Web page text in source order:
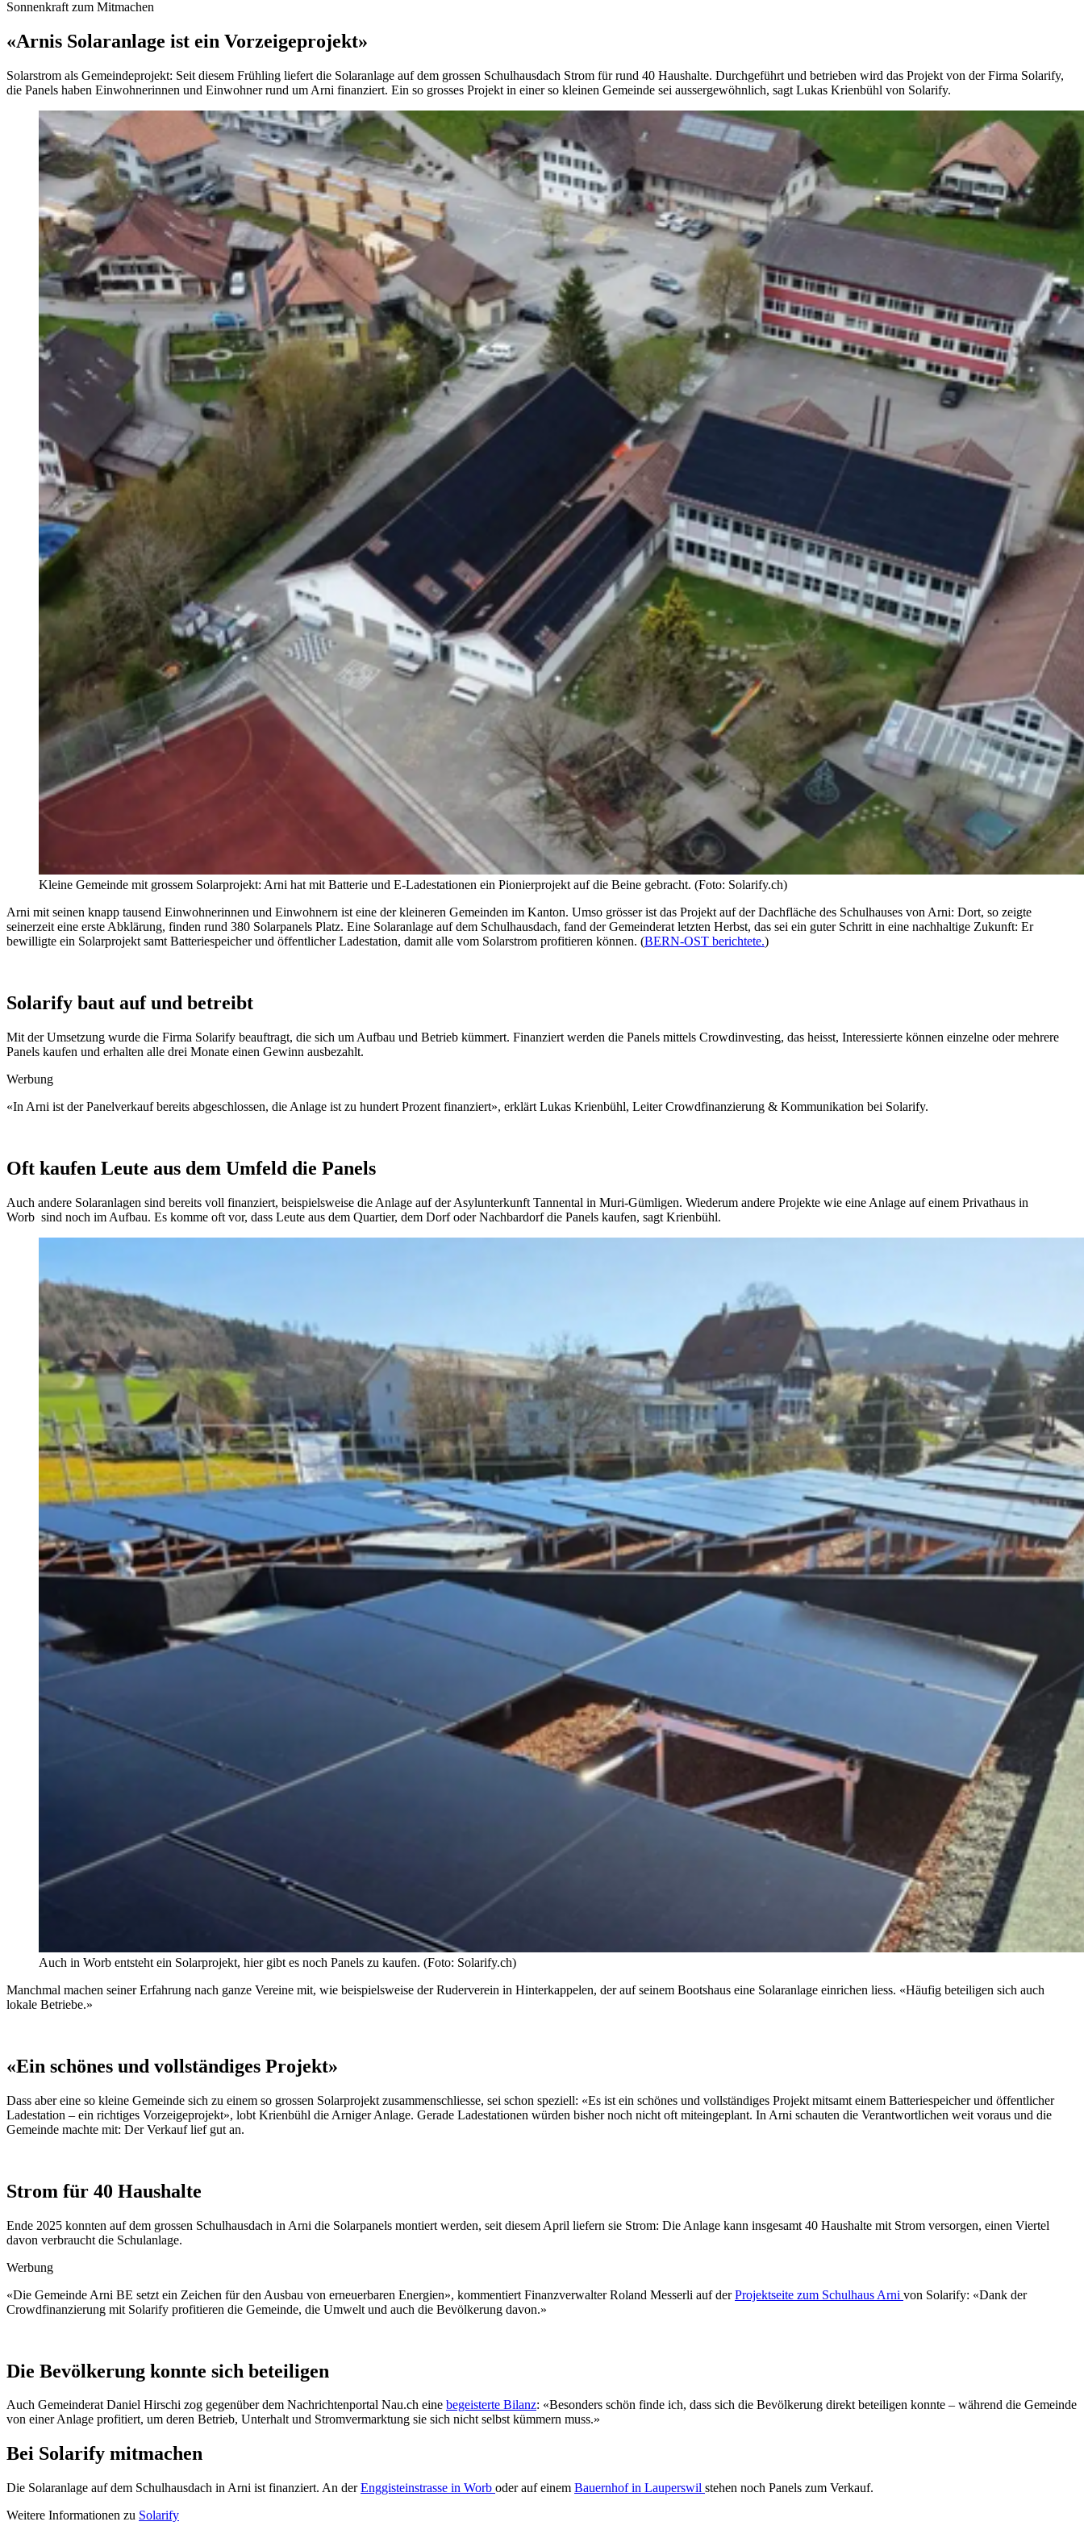
Sonnenkraft zum Mitmachen
«Arnis Solaranlage ist ein Vorzeigeprojekt»
Solarstrom als Gemeindeprojekt: Seit diesem Frühling liefert die Solaranlage auf dem grossen Schulhausdach Strom für rund 40 Haushalte. Durchgeführt und betrieben wird das Projekt von der Firma Solarify,
die Panels haben Einwohnerinnen und Einwohner rund um Arni finanziert. Ein so grosses Projekt in einer so kleinen Gemeinde sei aussergewöhnlich, sagt Lukas Krienbühl von Solarify.
Kleine Gemeinde mit grossem Solarprojekt: Arni hat mit Batterie und E-Ladestationen ein Pionierprojekt auf die Beine gebracht. (Foto: Solarify.ch)
Arni mit seinen knapp tausend Einwohnerinnen und Einwohnern ist eine der kleineren Gemeinden im Kanton. Umso grösser ist das Projekt auf der Dachfläche des Schulhauses von Arni: Dort, so zeigte
seinerzeit eine erste Abklärung, finden rund 380 Solarpanels Platz. Eine Solaranlage auf dem Schulhausdach, fand der Gemeinderat letzten Herbst, das sei ein guter Schritt in eine nachhaltige Zukunft: Er
bewilligte ein Solarprojekt samt Batteriespeicher und öffentlicher Ladestation, damit alle vom Solarstrom profitieren können. (BERN-OST berichtete.)
Solarify baut auf und betreibt
Mit der Umsetzung wurde die Firma Solarify beauftragt, die sich um Aufbau und Betrieb kümmert. Finanziert werden die Panels mittels Crowdinvesting, das heisst, Interessierte können einzelne oder mehrere
Panels kaufen und erhalten alle drei Monate einen Gewinn ausbezahlt.
Werbung
«In Arni ist der Panelverkauf bereits abgeschlossen, die Anlage ist zu hundert Prozent finanziert», erklärt Lukas Krienbühl, Leiter Crowdfinanzierung & Kommunikation bei Solarify.
Oft kaufen Leute aus dem Umfeld die Panels
Auch andere Solaranlagen sind bereits voll finanziert, beispielsweise die Anlage auf der Asylunterkunft Tannental in Muri-Gümligen. Wiederum andere Projekte wie eine Anlage auf einem Privathaus in
Worb sind noch im Aufbau. Es komme oft vor, dass Leute aus dem Quartier, dem Dorf oder Nachbardorf die Panels kaufen, sagt Krienbühl.
Auch in Worb entsteht ein Solarprojekt, hier gibt es noch Panels zu kaufen. (Foto: Solarify.ch)
Manchmal machen seiner Erfahrung nach ganze Vereine mit, wie beispielsweise der Ruderverein in Hinterkappelen, der auf seinem Bootshaus eine Solaranlage einrichen liess. «Häufig beteiligen sich auch
lokale Betriebe.»
«Ein schönes und vollständiges Projekt»
Dass aber eine so kleine Gemeinde sich zu einem so grossen Solarprojekt zusammenschliesse, sei schon speziell: «Es ist ein schönes und vollständiges Projekt mitsamt einem Batteriespeicher und öffentlicher
Ladestation – ein richtiges Vorzeigeprojekt», lobt Krienbühl die Arniger Anlage. Gerade Ladestationen würden bisher noch nicht oft miteingeplant. In Arni schauten die Verantwortlichen weit voraus und die
Gemeinde machte mit: Der Verkauf lief gut an.
Strom für 40 Haushalte
Ende 2025 konnten auf dem grossen Schulhausdach in Arni die Solarpanels montiert werden, seit diesem April liefern sie Strom: Die Anlage kann insgesamt 40 Haushalte mit Strom versorgen, einen Viertel
davon verbraucht die Schulanlage.
Werbung
«Die Gemeinde Arni BE setzt ein Zeichen für den Ausbau von erneuerbaren Energien», kommentiert Finanzverwalter Roland Messerli auf derProjektseite zum Schulhaus Arni von Solarify: «Dank der
Crowdfinanzierung mit Solarify profitieren die Gemeinde, die Umwelt und auch die Bevölkerung davon.»
Die Bevölkerung konnte sich beteiligen
Auch Gemeinderat Daniel Hirschi zog gegenüber dem Nachrichtenportal Nau.ch eine begeisterte Bilanz: «Besonders schön finde ich, dass sich die Bevölkerung direkt beteiligen konnte – während die Gemeinde
von einer Anlage profitiert, um deren Betrieb, Unterhalt und Stromvermarktung sie sich nicht selbst kümmern muss.»
Bei Solarify mitmachen
Die Solaranlage auf dem Schulhausdach in Arni ist finanziert. An derEnggisteinstrasse in Worb oder auf einem Bauernhof in Lauperswil stehen noch Panels zum Verkauf.
Weitere Informationen zu Solarify